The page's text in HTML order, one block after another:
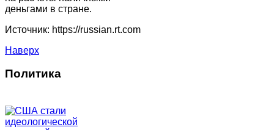
деньгами в стране.
Источник: https://russian.rt.com
Наверх
Политика